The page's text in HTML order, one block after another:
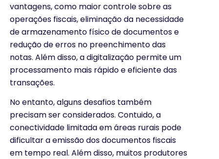
vantagens, como maior controle sobre as
operações fiscais, eliminação da necessidade
de armazenamento físico de documentos e
redução de erros no preenchimento das
notas. Além disso, a digitalização permite um
processamento mais rápido e eficiente das
transações.
No entanto, alguns desafios também
precisam ser considerados. Contuido, a
conectividade limitada em áreas rurais pode
dificultar a emissão dos documentos fiscais
em tempo real. Além disso, muitos produtores